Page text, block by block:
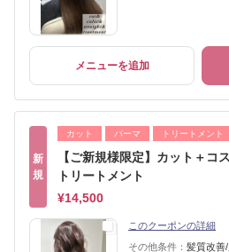
メニューを追加
新
規
カット パーマ トリートメント
【ご新規様限定】カット＋コ
トリートメント
¥14,500
このクーポンの詳細
その他条件： 髪質改善